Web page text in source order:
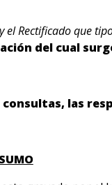
el Rectificado que
del cual
consultas, las